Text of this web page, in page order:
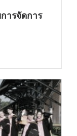
ารจัดการ